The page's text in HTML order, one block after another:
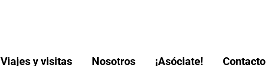
Viajes y visitas Nosotros ¡Asóciate! Contacto